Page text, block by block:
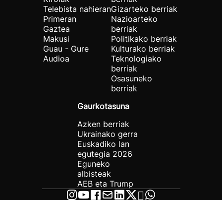
Telebista nahieran
Primeran
Gaztea
Makusi
Guau - Gure
Audioa
Gizarteko berriak
Nazioarteko
berriak
Politikako berriak
Kulturako berriak
Teknologiako
berriak
Osasuneko
berriak
Gaurkotasuna
Azken berriak
Ukrainako gerra
Euskadiko lan
egutegia 2026
Eguneko
albisteak
AEB eta Trump